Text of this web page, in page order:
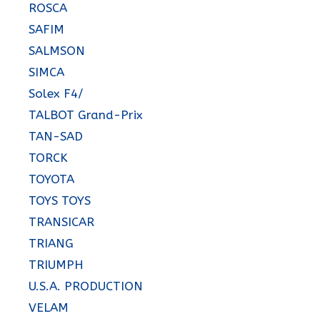
ROSCA
SAFIM
SALMSON
SIMCA
Solex F4/
TALBOT Grand-Prix
TAN-SAD
TORCK
TOYOTA
TOYS TOYS
TRANSICAR
TRIANG
TRIUMPH
U.S.A. PRODUCTION
VELAM